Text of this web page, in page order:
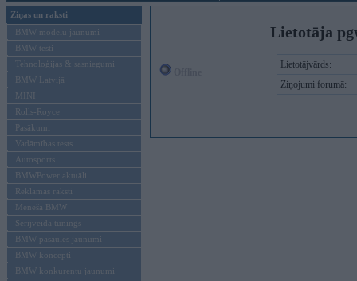
Ziņas un raksti
BMW modeļu jaunumi
BMW testi
Tehnoloģijas & sasniegumi
BMW Latvijā
MINI
Rolls-Royce
Pasākumi
Vadāmības tests
Autosports
BMWPower aktuāli
Reklāmas raksti
Mēneša BMW
Sērijveida tūnings
BMW pasaules jaunumi
BMW koncepti
BMW konkurentu jaunumi
Lietotāja
Lietotājvārds:
Ziņojumi forumā: